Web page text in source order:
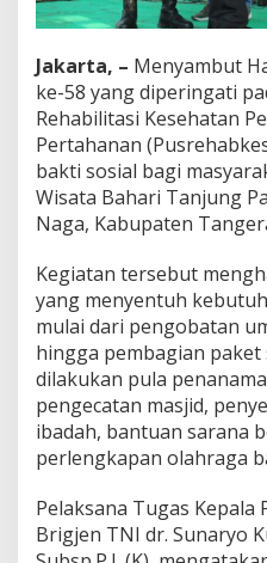
P
e
g
o
b
a
t
a
n
G
a
t
i
s
h
i
g
g
a
e
n
Jakarta, – Menyambut
ke-58 yang diperingati
Rehabilitasi Kesehatan
Pertahanan
bakti sosial bagi
Wisata Bahari Tanjung
Naga, Kabupaten
Kegiatan tersebut
yang menyentuh
mulai dari pengobatan
hingga pembagian paket
dilakukan pula
pengecatan masjid,
ibadah, bantuan sarana
perlengkapan olahraga
Pelaksana Tugas Kepala
Brigjen TNI dr. Sunaryo